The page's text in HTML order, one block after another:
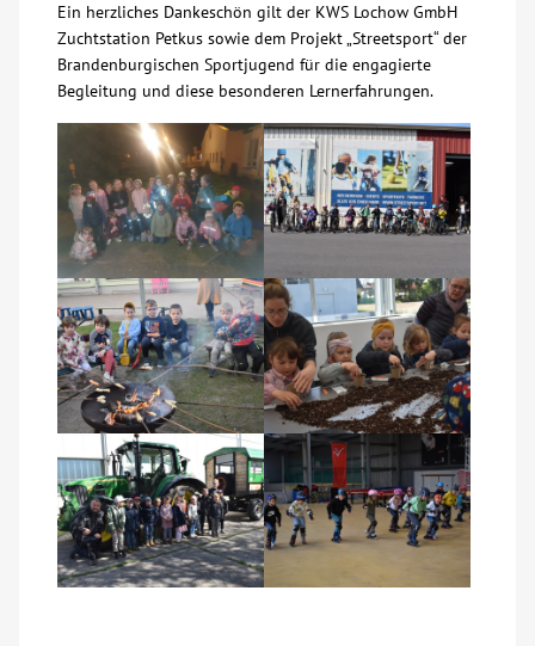
Ein herzliches Dankeschön gilt der KWS Lochow GmbH
Zuchtstation Petkus sowie dem Projekt „Streetsport“ der
Brandenburgischen Sportjugend für die engagierte
Begleitung und diese besonderen Lernerfahrungen.